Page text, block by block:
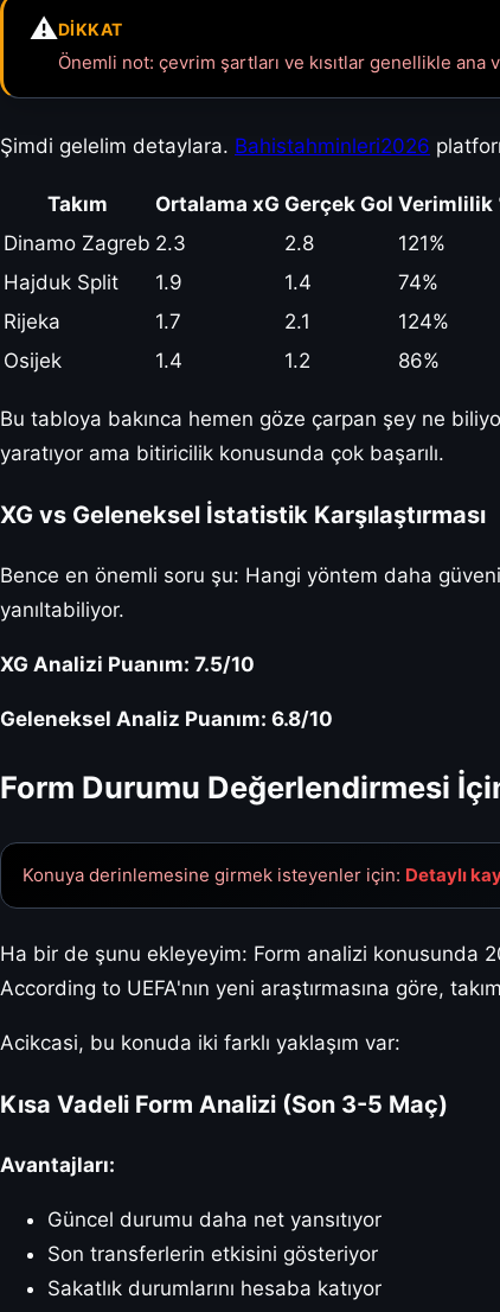
⚠️DIKKAT
Önemli not: çevrim şartları ve kısıtlar genellikle ana
Şimdi gelelim detaylara. Bahistahminleri2026
Takım Ortalama xG Gerçek Gol Verimlilik
Dinamo Zagreb 2.3 2.8 121%
Hajduk Split
1.9 1.4 74%
Rijeka
1.7 2.1 124%
Osijek
1.4 1.2 86%
Bu tabloya bakınca hemen göze çarpan şey ne
yaratıyor ama bitiricilik konusunda çok başarılı.
XG vs Geleneksel İstatistik Karşılaştırması
Bence en önemli soru şu: Hangi yöntem daha
yanıltabiliyor.
XG Analizi Puanım: 7.5/10
Geleneksel Analiz Puanım: 6.8/10
Form Durumu Değerlendirmesi
Konuya derinlemesine girmek isteyenler için: Detaylı
Ha bir de şunu ekleyeyim: Form analizi konusunda
According to UEFA'nın yeni araştırmasına göre,
Acikcasi, bu konuda iki farklı yaklaşım var:
Kısa Vadeli Form Analizi (Son 3-5 Maç)
Avantajları:
Güncel durumu daha net yansıtıyor
Son transferlerin etkisini gösteriyor
Sakatlık durumlarını hesaba katıyor